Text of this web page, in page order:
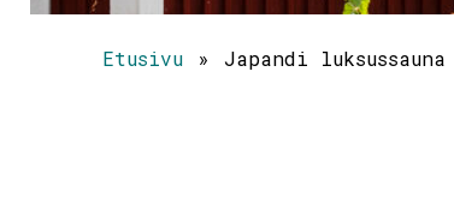
Etusivu » Japandi luksussauna